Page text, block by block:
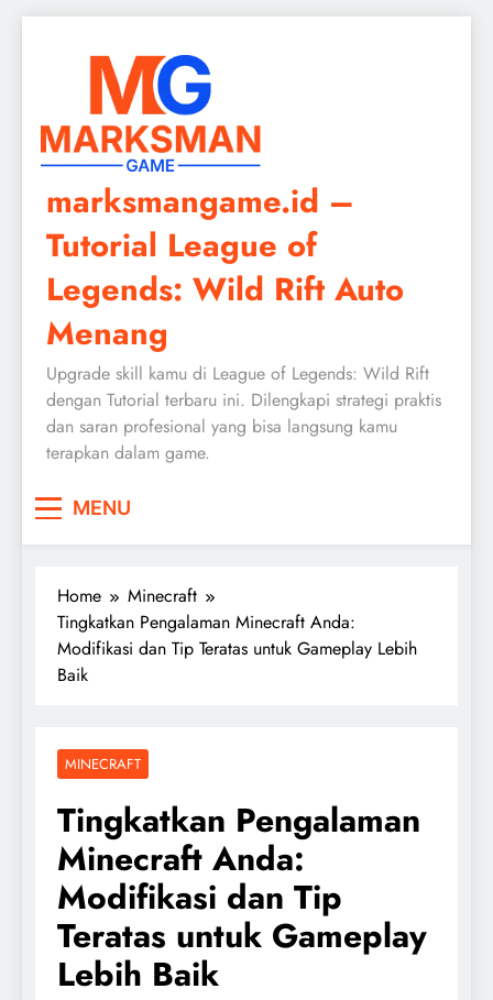
marksmangame.id –
Tutorial League of
Legends: Wild Rift Auto
Menang
Upgrade skill kamu di League of Legends: Wild Rift
dengan Tutorial terbaru ini. Dilengkapi strategi praktis
dan saran profesional yang bisa langsung kamu
terapkan dalam game.
MENU
Home
Minecraft
Tingkatkan Pengalaman Minecraft Anda:
Modifikasi dan Tip Teratas untuk Gameplay Lebih
Baik
MINECRAFT
Tingkatkan Pengalaman
Minecraft Anda:
Modifikasi dan Tip
Teratas untuk Gameplay
Lebih Baik